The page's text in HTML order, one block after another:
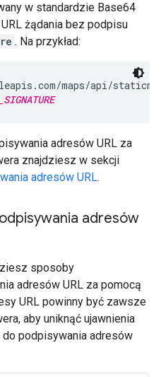
w standardzie Base64
żądania bez podpisu
. Na przykład:
maps/api/
adresów URL za
znajdziesz w sekcji
adresów URL.
adresów
sposoby
adresów URL za pomocą
URL powinny być zawsze
aby uniknąć ujawnienia
podpisywania adresów